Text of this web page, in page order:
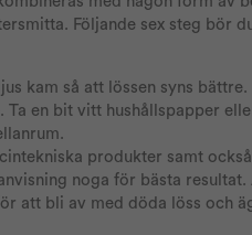
Följande sex steg bör
kam så att lössen syns bättre.
en bit vitt hushållspapper
produkter samt
noga för bästa resultat.
att bli av med döda löss och